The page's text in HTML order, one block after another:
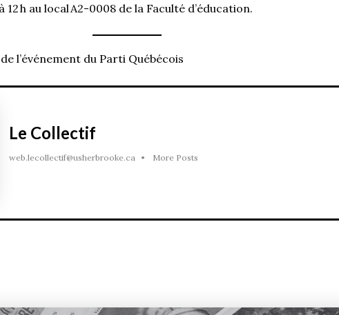
h au local A2-0008 de la Faculté d’éducation.
l’événement du Parti Québécois
Le Collectif
web.lecollectif@usherbrooke.ca • More Posts